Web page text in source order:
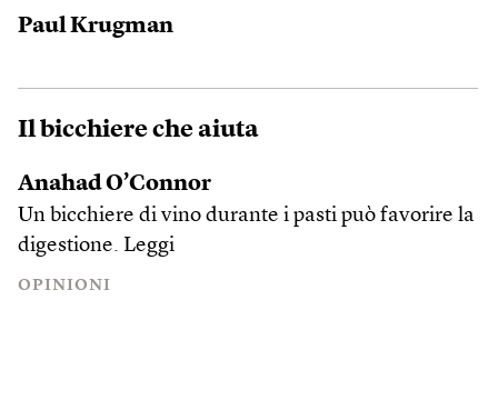
Paul Krugman
Il bicchiere che aiuta
Anahad O’Connor
Un bicchiere di vino durante i pasti può favorire la
digestione. Leggi
OPINIONI